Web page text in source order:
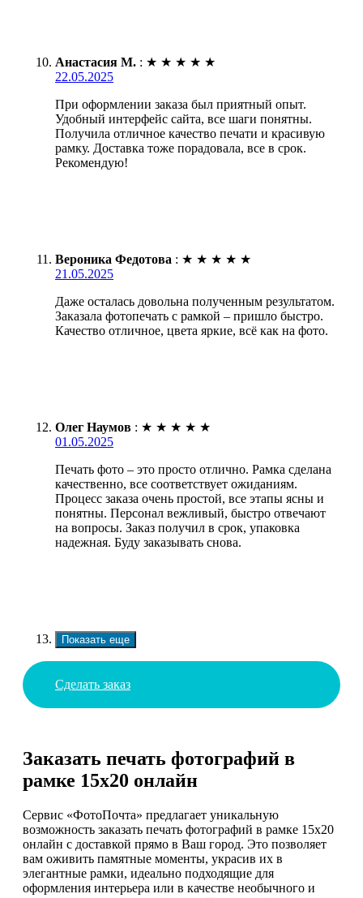
Анастасия М. : ★ ★ ★ ★ ★
22.05.2025
При оформлении заказа был приятный опыт.
Удобный интерфейс сайта, все шаги понятны.
Получила отличное качество печати и красивую
рамку. Доставка тоже порадовала, все в срок.
Рекомендую!
Вероника Федотова : ★ ★ ★ ★ ★
21.05.2025
Даже осталась довольна полученным результатом.
Заказала фотопечать с рамкой – пришло быстро.
Качество отличное, цвета яркие, всё как на фото.
Олег Наумов : ★ ★ ★ ★ ★
01.05.2025
Печать фото – это просто отлично. Рамка сделана
качественно, все соответствует ожиданиям.
Процесс заказа очень простой, все этапы ясны и
понятны. Персонал вежливый, быстро отвечают
на вопросы. Заказ получил в срок, упаковка
надежная. Буду заказывать снова.
Показать еще
Сделать заказ
Заказать печать фотографий в
рамке 15х20 онлайн
Сервис «ФотоПочта» предлагает уникальную
возможность заказать печать фотографий в рамке 15х20
онлайн с доставкой прямо в Ваш город. Это позволяет
вам оживить памятные моменты, украсив их в
элегантные рамки, идеально подходящие для
оформления интерьера или в качестве необычного и